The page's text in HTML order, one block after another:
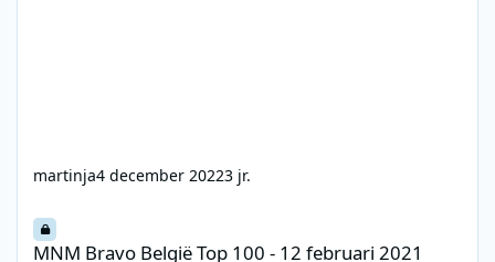
martinja4 december 20223 jr.
MNM Bravo België Top 100 - 12 februari 2021 [09.00-17.00]
MNM Bravo België Top 100 - 12 februari 2021